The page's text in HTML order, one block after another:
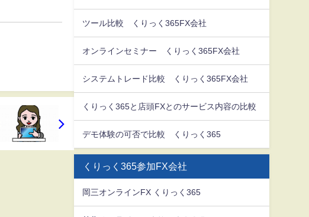
ツール比較 くりっく365FX会社
オンラインセミナー くりっく365FX会社
システムトレード比較 くりっく365FX会社
くりっく365と店頭FXとのサービス内容の比較
デモ体験の可否で比較 くりっく365
くりっく365参加FX会社
岡三オンラインFX くりっく365